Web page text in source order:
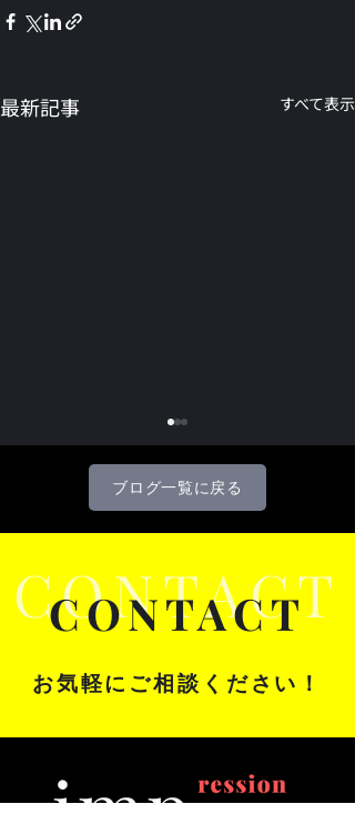
最新記事 すべて表示
企業ブランドムービーに
ドローン空撮を使うべき3
ブログ一覧に戻る
CONTACT
CONTACT
お気軽にご相談ください！